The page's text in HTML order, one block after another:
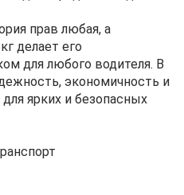
прав любая, а
делает его
для любого водителя. В
экономичность и
ярких и безопасных